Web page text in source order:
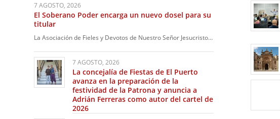
7 AGOSTO, 2026
El Soberano Poder encarga un nuevo dosel para su
titular
La Asociación de Fieles y Devotos de Nuestro Señor Jesucristo…
7 AGOSTO, 2026
La concejalía de Fiestas de El Puerto
avanza en la preparación de la
festividad de la Patrona y anuncia a
Adrián Ferreras como autor del cartel de
2026